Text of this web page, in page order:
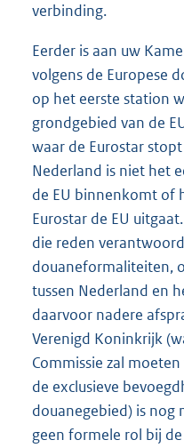
verbinding.
Eerder is aan uw
volgens de Europese
op het eerste station
grondgebied van de
waar de Eurostar
Nederland is niet het
de EU binnenkomt of
Eurostar de EU
die reden
douaneformaliteiten,
tussen Nederland en
daarvoor nadere
Verenigd Koninkrijk
Commissie zal
de exclusieve
douanegebied) is
geen formele rol bij